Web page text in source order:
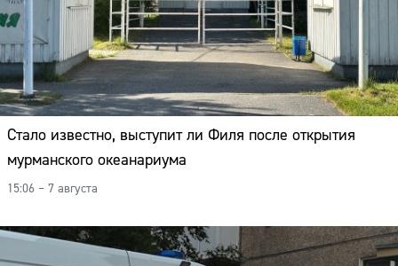
Стало известно, выступит ли Филя после открытия
мурманского океанариума
15:06 – 7 августа